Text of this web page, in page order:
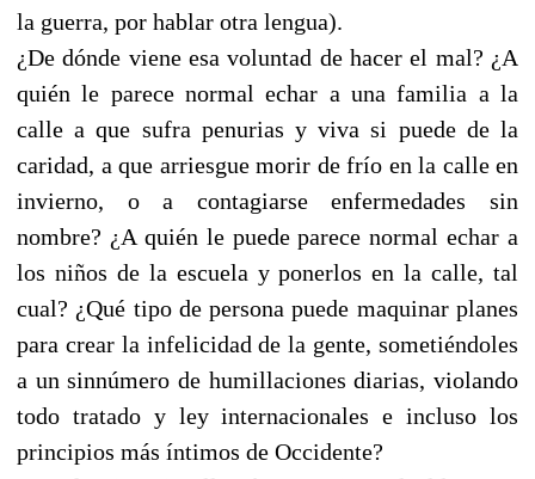
la guerra, por hablar otra lengua).
¿De dónde viene esa voluntad de hacer el mal? ¿A
quién le parece normal echar a una familia a la
calle a que sufra penurias y viva si puede de la
caridad, a que arriesgue morir de frío en la calle en
invierno, o a contagiarse enfermedades sin
nombre? ¿A quién le puede parece normal echar a
los niños de la escuela y ponerlos en la calle, tal
cual? ¿Qué tipo de persona puede maquinar planes
para crear la infelicidad de la gente, sometiéndoles
a un sinnúmero de humillaciones diarias, violando
todo tratado y ley internacionales e incluso los
principios más íntimos de Occidente?